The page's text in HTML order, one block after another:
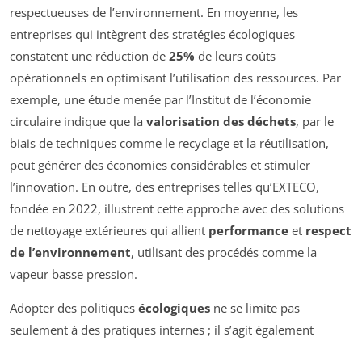
respectueuses de l’environnement. En moyenne, les
entreprises qui intègrent des stratégies écologiques
constatent une réduction de 25% de leurs coûts
opérationnels en optimisant l’utilisation des ressources. Par
exemple, une étude menée par l’Institut de l’économie
circulaire indique que la valorisation des déchets, par le
biais de techniques comme le recyclage et la réutilisation,
peut générer des économies considérables et stimuler
l’innovation. En outre, des entreprises telles qu’EXTECO,
fondée en 2022, illustrent cette approche avec des solutions
de nettoyage extérieures qui allient performance et respect
de l’environnement, utilisant des procédés comme la
vapeur basse pression.
Adopter des politiques écologiques ne se limite pas
seulement à des pratiques internes ; il s’agit également